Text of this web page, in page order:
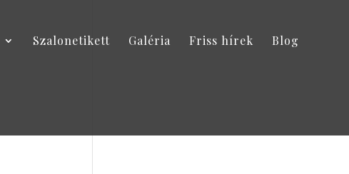
Szalonetikett Galéria Friss hírek Blog